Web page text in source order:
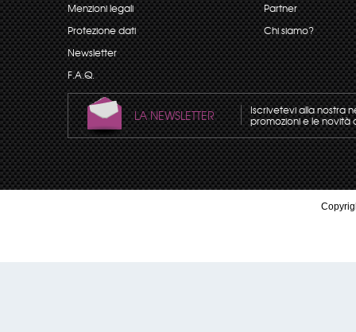
Menzioni legali
Protezione dati
Newsletter
F.A.Q.
Partner
Chi siamo?
LA NEWSLETTER Iscrivetevi alla nostra
promozioni e le novità